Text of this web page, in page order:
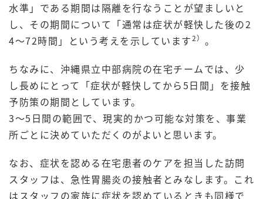
水準」である期間は隔離を行なうことが望ましいと
し、その期間について「通常は症状が軽快した後の2
4～72時間」という考えを示しています2） 。
ちなみに、沖縄県立中部病院の在宅チームでは、少
し長めにとって「症状が軽快してから5日間」を接触
予防策の期間としています。
3～5日間の範囲で、現実的かつ可能な対策を、事業
所ごとに決めていただくのがよいと思います。
なお、症状を認める在宅患者のケアを担当した訪問
スタッフは、急性胃腸炎の接触者とみなします。これ
はスタッフの家族に症状を認めているときも同様で